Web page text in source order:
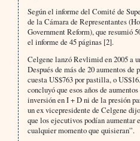
Según el informe del Comité de
de la Cámara de Representantes
Government Reform), que resumió
el informe de 45 páginas [2].
Celgene lanzó Revlimid en 2005 a
Después de más de 20 aumentos
cuesta US$763 por pastilla, o
concluyó que esos años de
inversión en I + D ni de la presión
un ex vicepresidente de Celgene
que los ejecutivos podían
cualquier momento que quisieran”.